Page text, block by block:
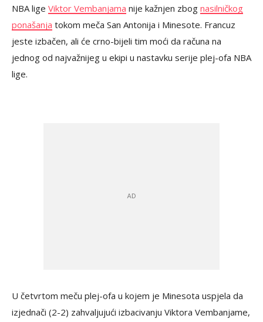
NBA lige Viktor Vembanjama nije kažnjen zbog nasilničkog
ponašanja tokom meča San Antonija i Minesote. Francuz
jeste izbačen, ali će crno-bijeli tim moći da računa na
jednog od najvažnijeg u ekipi u nastavku serije plej-ofa NBA
lige.
U četvrtom meču plej-ofa u kojem je Minesota uspjela da
izjednači (2-2) zahvaljujući izbacivanju Viktora Vembanjame,